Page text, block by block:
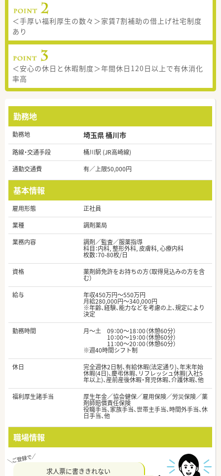
＜手厚い福利厚生の数々＞家賃7割補助の借上げ社宅制度
あり
＜安心の休日と休暇制度＞年間休日120日以上で有休消化
率高
勤務地
勤務地 埼玉県 桶川市
路線・交通手段
桶川駅 (JR高崎線)
通勤交通費
有／上限50,000円
基本情報
雇用形態
正社員
業種
調剤薬局
業務内容
調剤／監査／服薬指導
科目：内科, 整形外科, 皮膚科, 心療内科
枚数：70-80枚/日
資格
薬剤師免許をお持ちの方（取得見込みの方を含
む）
給与
年収450万円～550万円
月給280,000円～340,000円
※年齢、経験、能力などを考慮の上、規定により
決定
勤務時間
月～土 09：00～18：00（休憩60分）
10：00～19：00（休憩60分）
11：00～20：00（休憩60分）
※週40時間シフト制
休日
完全週休2日制、有給休暇(法定通り)、年末年始
休暇(4日)、慶弔休暇、リフレッシュ休暇(入社5
年以上)、産前産後休暇・育児休暇、介護休暇、他
福利厚生諸手当
厚生年金／協会健保／雇用保険／労災保険／薬
剤師賠償責任保険
役職手当、家族手当、世帯主手当、時間外手当、休
日手当、他
職場情報
求人票に書ききれない